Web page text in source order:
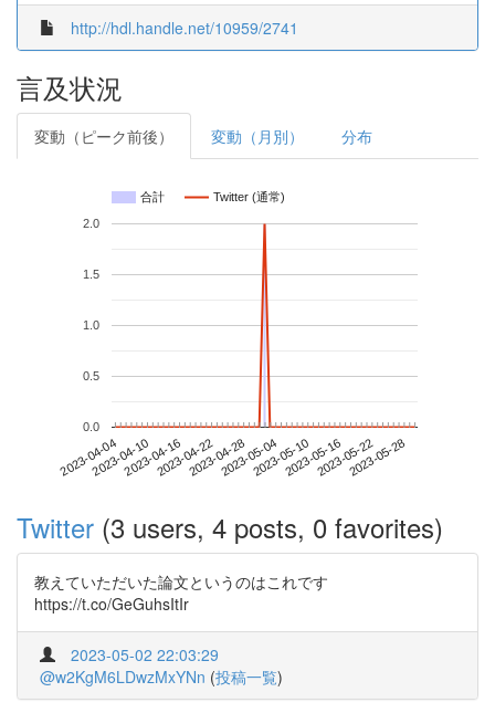
http://hdl.handle.net/10959/2741
言及状況
変動（ピーク前後） 変動（月別） 分布
合計 Twitter (通常)
2023-04-042023-04-102023-04-162023-04-222023-04-282023-05-042023-05-102023-05-162023-05-222023-05-28
0.0
0.5
1.0
1.5
2.0
Twitter (3 users, 4 posts, 0 favorites)
教えていただいた論文というのはこれです
https://t.co/GeGuhsItIr
2023-05-02 22:03:29
@w2KgM6LDwzMxYNn (投稿一覧)